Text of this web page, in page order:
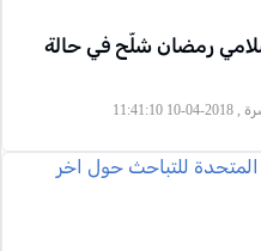
رمضان شلّح في حالة